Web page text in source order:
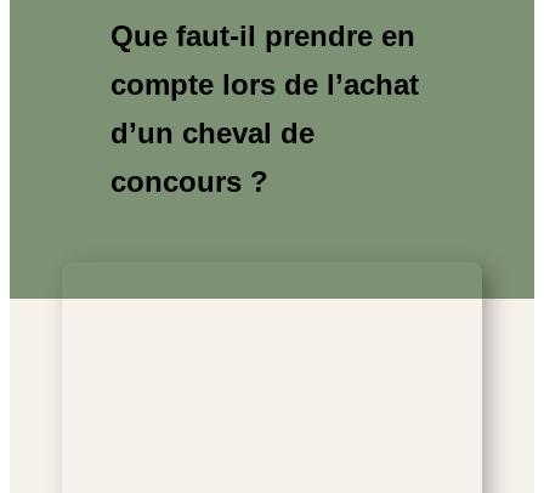
Que faut-il prendre en
compte lors de l’achat
d’un cheval de
concours ?